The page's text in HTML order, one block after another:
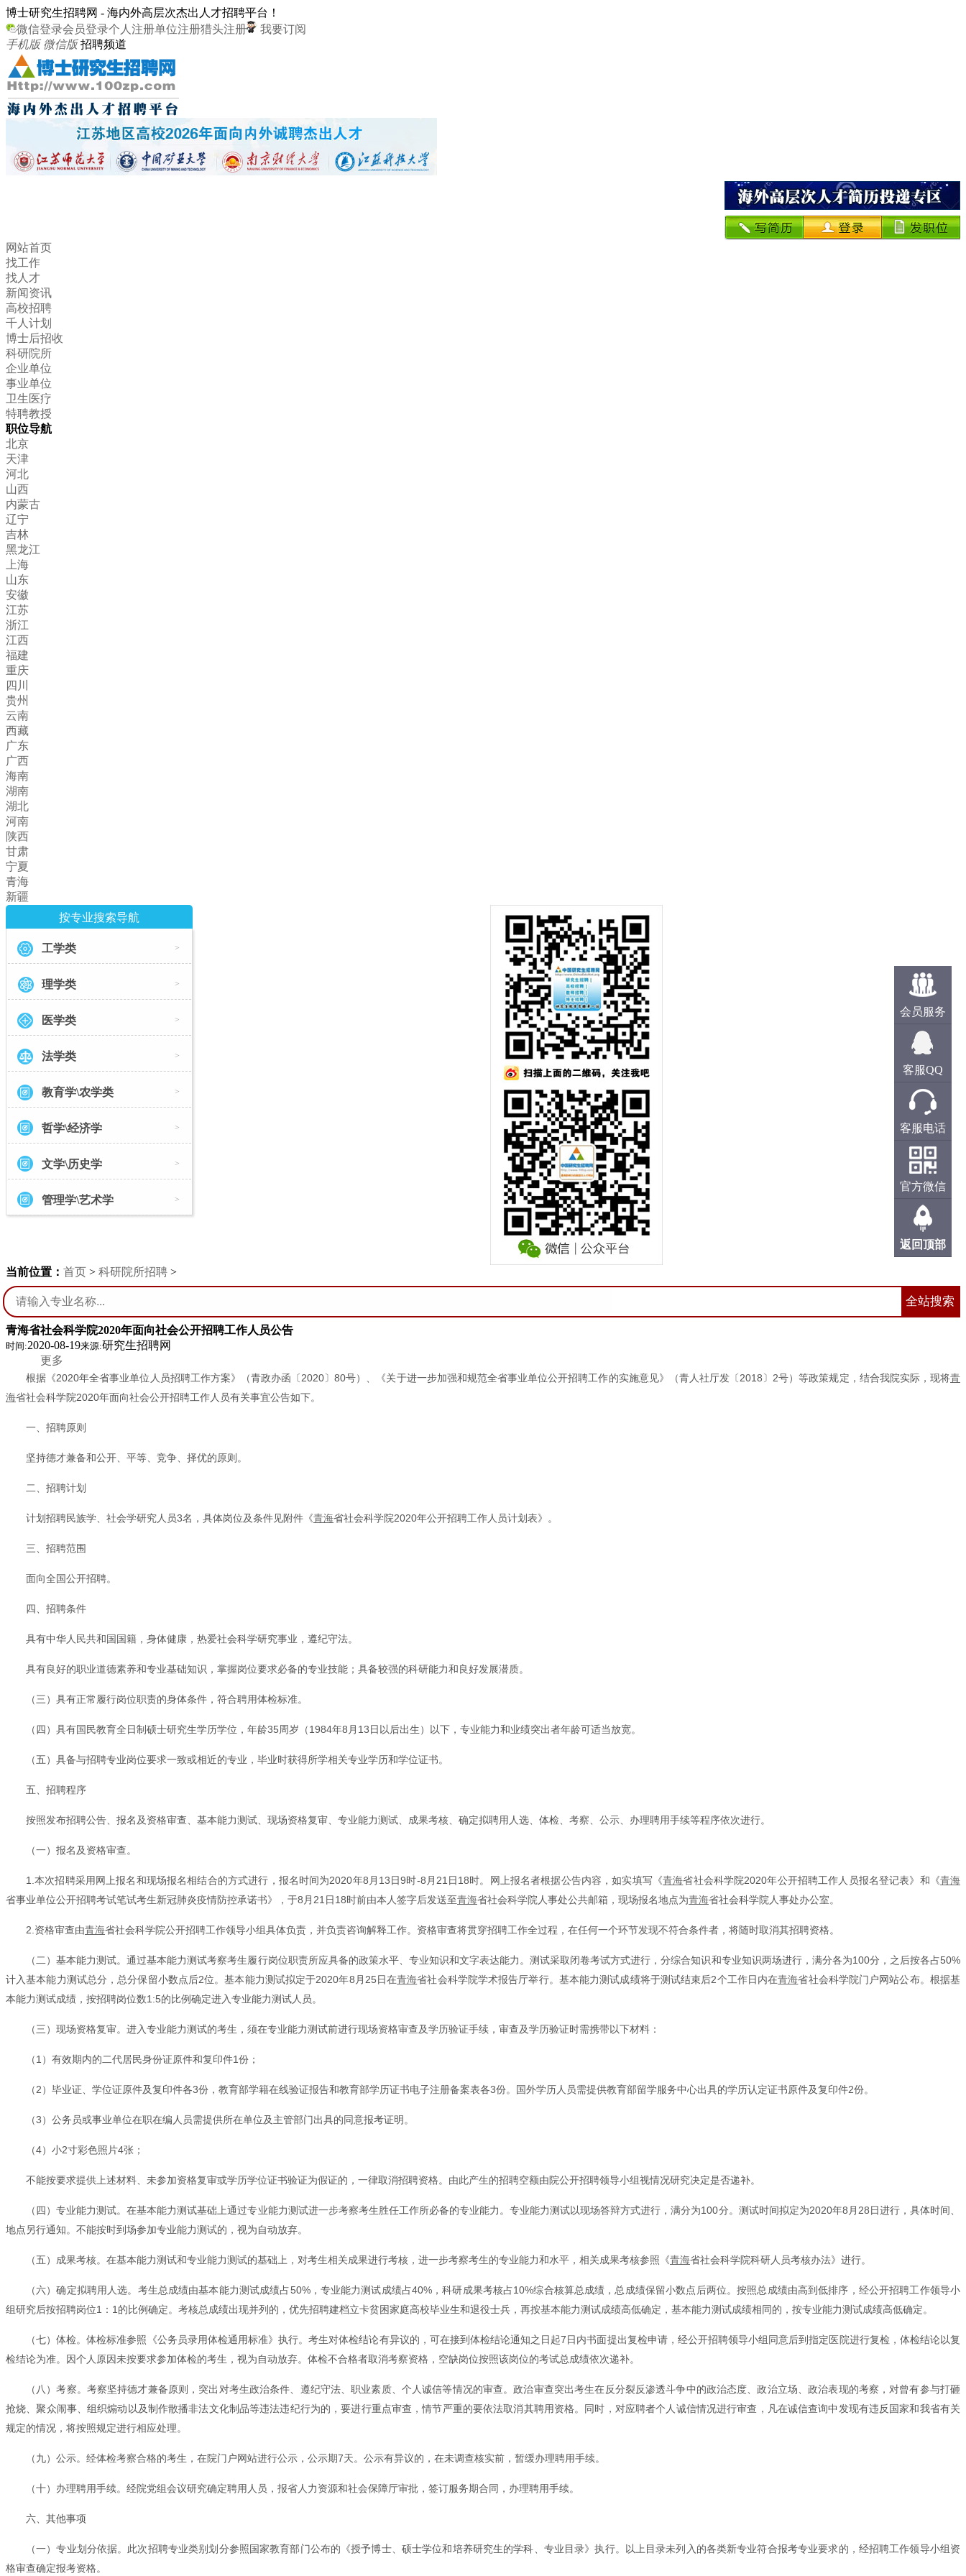
博士研究生招聘网 - 海内外高层次杰出人才招聘平台！
微信登录会员登录个人注册单位注册猎头注册
我要订阅
手机版 微信版 招聘频道
网站首页
找工作
找人才
新闻资讯
高校招聘
千人计划
博士后招收
科研院所
企业单位
事业单位
卫生医疗
特聘教授
职位导航
北京
天津
河北
山西
内蒙古
辽宁
吉林
黑龙江
上海
山东
安徽
江苏
浙江
江西
福建
重庆
四川
贵州
云南
西藏
广东
广西
海南
湖南
湖北
河南
陕西
甘肃
宁夏
青海
新疆
按专业搜索导航
工学类 >
理学类 >
医学类 >
法学类 >
教育学\农学类 >
哲学\经济学 >
文学\历史学 >
管理学\艺术学 >
当前位置： 首页 > 科研院所招聘 >
全站搜索
青海省社会科学院2020年面向社会公开招聘工作人员公告
时间:2020-08-19来源:研究生招聘网
更多
根据《2020年全省事业单位人员招聘工作方案》（青政办函〔2020〕80号）、《关于进一步加强和规范全省事业单位公开招聘工作的实施意见》（青人社厅发〔2018〕2号）等政策规定，结合我院实际，现将青
海省社会科学院2020年面向社会公开招聘工作人员有关事宜公告如下。
一、招聘原则
坚持德才兼备和公开、平等、竞争、择优的原则。
二、招聘计划
计划招聘民族学、社会学研究人员3名，具体岗位及条件见附件《青海省社会科学院2020年公开招聘工作人员计划表》。
三、招聘范围
面向全国公开招聘。
四、招聘条件
具有中华人民共和国国籍，身体健康，热爱社会科学研究事业，遵纪守法。
具有良好的职业道德素养和专业基础知识，掌握岗位要求必备的专业技能；具备较强的科研能力和良好发展潜质。
（三）具有正常履行岗位职责的身体条件，符合聘用体检标准。
（四）具有国民教育全日制硕士研究生学历学位，年龄35周岁（1984年8月13日以后出生）以下，专业能力和业绩突出者年龄可适当放宽。
（五）具备与招聘专业岗位要求一致或相近的专业，毕业时获得所学相关专业学历和学位证书。
五、招聘程序
按照发布招聘公告、报名及资格审查、基本能力测试、现场资格复审、专业能力测试、成果考核、确定拟聘用人选、体检、考察、公示、办理聘用手续等程序依次进行。
（一）报名及资格审查。
1.本次招聘采用网上报名和现场报名相结合的方式进行，报名时间为2020年8月13日9时-8月21日18时。网上报名者根据公告内容，如实填写《青海省社会科学院2020年公开招聘工作人员报名登记表》和《青海
省事业单位公开招聘考试笔试考生新冠肺炎疫情防控承诺书》，于8月21日18时前由本人签字后发送至青海省社会科学院人事处公共邮箱，现场报名地点为青海省社会科学院人事处办公室。
2.资格审查由青海省社会科学院公开招聘工作领导小组具体负责，并负责咨询解释工作。资格审查将贯穿招聘工作全过程，在任何一个环节发现不符合条件者，将随时取消其招聘资格。
（二）基本能力测试。通过基本能力测试考察考生履行岗位职责所应具备的政策水平、专业知识和文字表达能力。测试采取闭卷考试方式进行，分综合知识和专业知识两场进行，满分各为100分，之后按各占50%
计入基本能力测试总分，总分保留小数点后2位。基本能力测试拟定于2020年8月25日在青海省社会科学院学术报告厅举行。基本能力测试成绩将于测试结束后2个工作日内在青海省社会科学院门户网站公布。根据基
本能力测试成绩，按招聘岗位数1:5的比例确定进入专业能力测试人员。
（三）现场资格复审。进入专业能力测试的考生，须在专业能力测试前进行现场资格审查及学历验证手续，审查及学历验证时需携带以下材料：
（1）有效期内的二代居民身份证原件和复印件1份；
（2）毕业证、学位证原件及复印件各3份，教育部学籍在线验证报告和教育部学历证书电子注册备案表各3份。国外学历人员需提供教育部留学服务中心出具的学历认定证书原件及复印件2份。
（3）公务员或事业单位在职在编人员需提供所在单位及主管部门出具的同意报考证明。
（4）小2寸彩色照片4张；
不能按要求提供上述材料、未参加资格复审或学历学位证书验证为假证的，一律取消招聘资格。由此产生的招聘空额由院公开招聘领导小组视情况研究决定是否递补。
（四）专业能力测试。在基本能力测试基础上通过专业能力测试进一步考察考生胜任工作所必备的专业能力。专业能力测试以现场答辩方式进行，满分为100分。测试时间拟定为2020年8月28日进行，具体时间、
地点另行通知。不能按时到场参加专业能力测试的，视为自动放弃。
（五）成果考核。在基本能力测试和专业能力测试的基础上，对考生相关成果进行考核，进一步考察考生的专业能力和水平，相关成果考核参照《青海省社会科学院科研人员考核办法》进行。
（六）确定拟聘用人选。考生总成绩由基本能力测试成绩占50%，专业能力测试成绩占40%，科研成果考核占10%综合核算总成绩，总成绩保留小数点后两位。按照总成绩由高到低排序，经公开招聘工作领导小
组研究后按招聘岗位1：1的比例确定。考核总成绩出现并列的，优先招聘建档立卡贫困家庭高校毕业生和退役士兵，再按基本能力测试成绩高低确定，基本能力测试成绩相同的，按专业能力测试成绩高低确定。
（七）体检。体检标准参照《公务员录用体检通用标准》执行。考生对体检结论有异议的，可在接到体检结论通知之日起7日内书面提出复检申请，经公开招聘领导小组同意后到指定医院进行复检，体检结论以复
检结论为准。因个人原因未按要求参加体检的考生，视为自动放弃。体检不合格者取消考察资格，空缺岗位按照该岗位的考试总成绩依次递补。
（八）考察。考察坚持德才兼备原则，突出对考生政治条件、遵纪守法、职业素质、个人诚信等情况的审查。政治审查突出考生在反分裂反渗透斗争中的政治态度、政治立场、政治表现的考察，对曾有参与打砸
抢烧、聚众闹事、组织煽动以及制作散播非法文化制品等违法违纪行为的，要进行重点审查，情节严重的要依法取消其聘用资格。同时，对应聘者个人诚信情况进行审查，凡在诚信查询中发现有违反国家和我省有关
规定的情况，将按照规定进行相应处理。
（九）公示。经体检考察合格的考生，在院门户网站进行公示，公示期7天。公示有异议的，在未调查核实前，暂缓办理聘用手续。
（十）办理聘用手续。经院党组会议研究确定聘用人员，报省人力资源和社会保障厅审批，签订服务期合同，办理聘用手续。
六、其他事项
（一）专业划分依据。此次招聘专业类别划分参照国家教育部门公布的《授予博士、硕士学位和培养研究生的学科、专业目录》执行。以上目录未列入的各类新专业符合报考专业要求的，经招聘工作领导小组资
格审查确定报考资格。
会员服务
客服QQ
客服电话
官方微信
返回顶部